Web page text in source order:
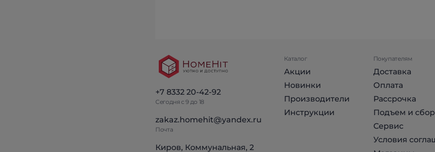
+7 8332 20-42-92
Сегодня с 9 до 18
zakaz.homehit@yandex.ru
Почта
Киров, Коммунальная, 2
Каталог
Акции
Новинки
Производители
Инструкции
Покупателям
Доставка
Оплата
Рассрочка
Подъем и
Сервис
Условия